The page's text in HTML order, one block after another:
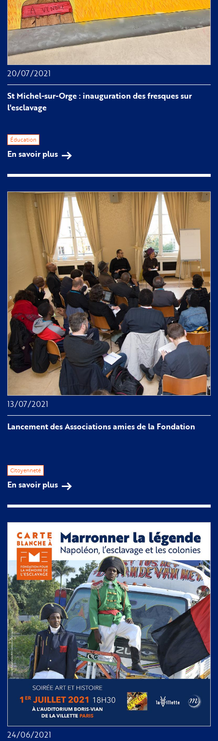
St Michel-sur-Orge : inauguration des fresques sur
l'esclavage
Éducation
20/07/2021
En savoir plus sur
Michel-
sur-
Orge
:
inauguration
des
fresques
sur
l'esclavage
Lancement des Associations amies de la Fondation
Citoyenneté
13/07/2021
En savoir plus sur
des
Associations
amies
de
la
Fondation
24/06/2021